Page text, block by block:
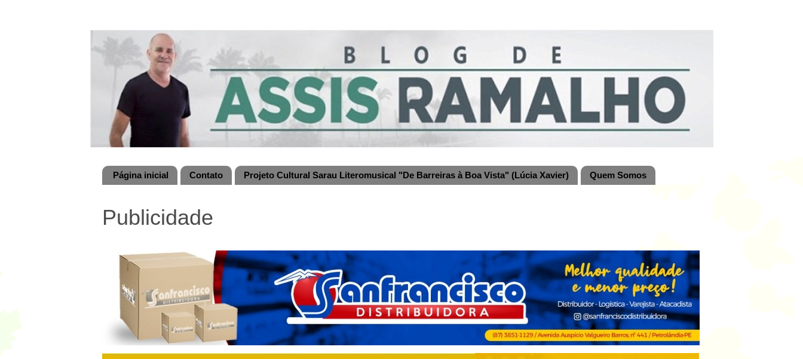
Página inicial Contato Projeto Cultural Sarau Literomusical "De Barreiras à Boa Vista" (Lúcia Xavier) Quem Somos
Publicidade